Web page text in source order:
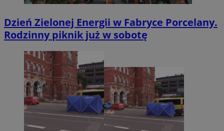
Dzień Zielonej Energii w Fabryce Porcelany.
Rodzinny piknik już w sobotę